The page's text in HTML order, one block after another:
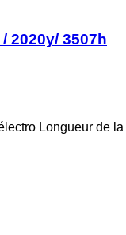
2020y/ 3507h
Longueur de la